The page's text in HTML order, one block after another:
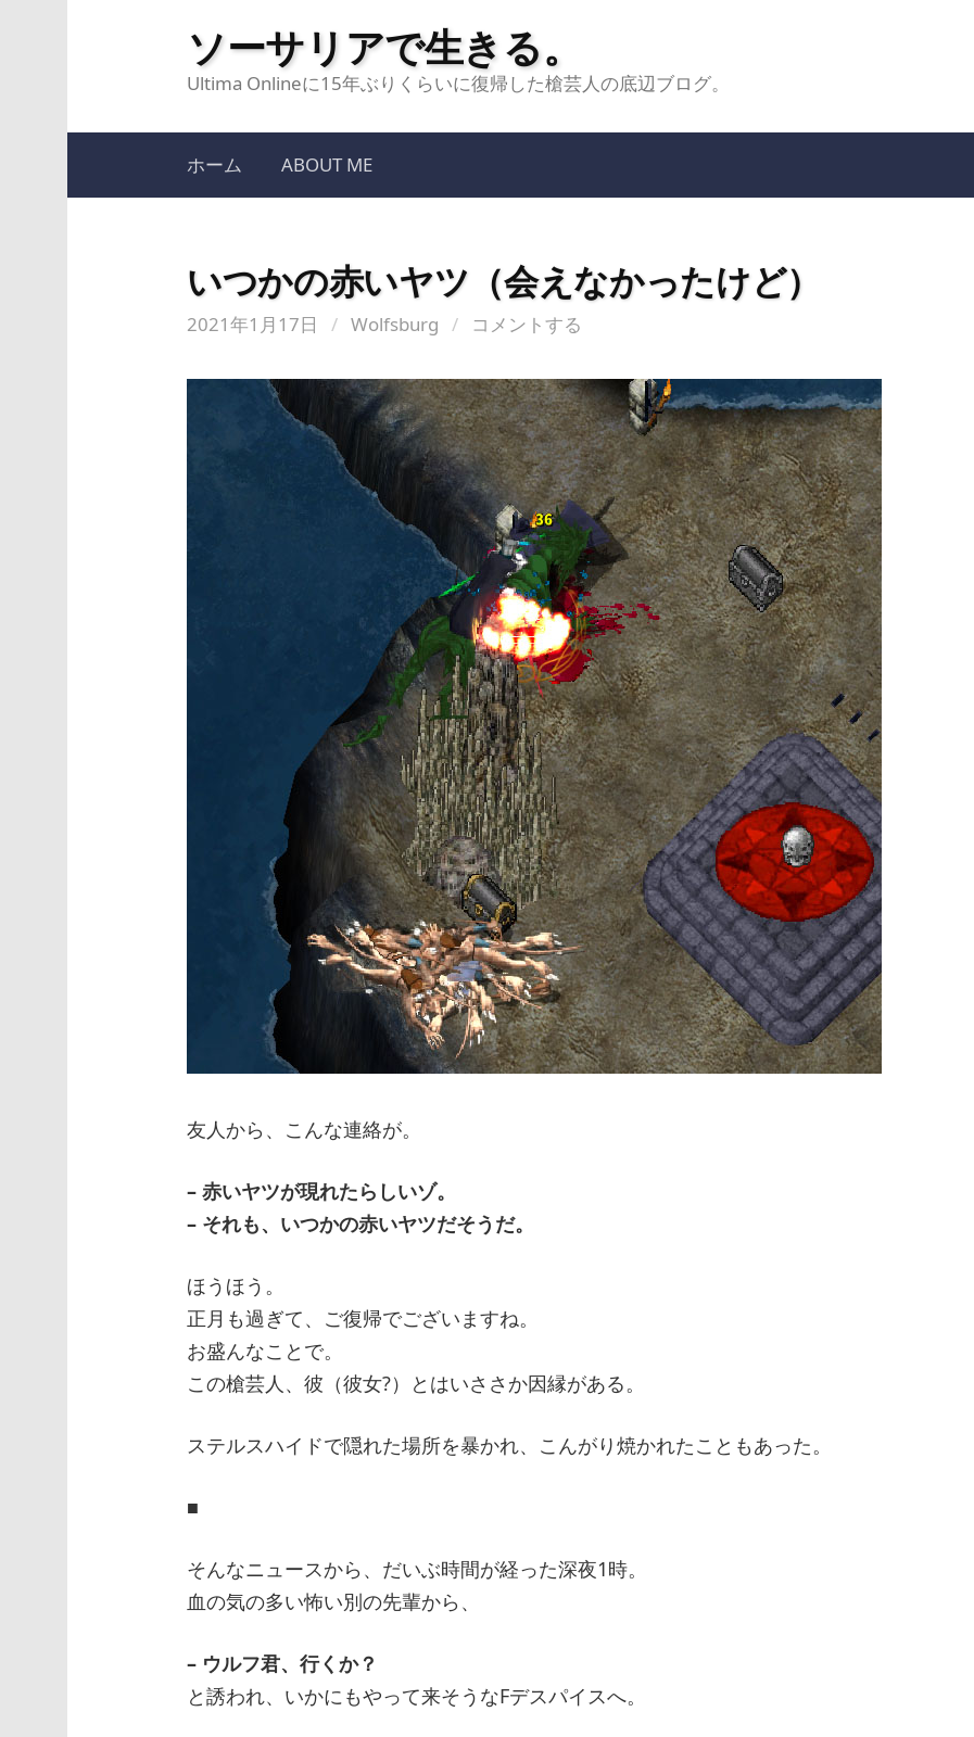
ソーサリアで生きる。
Ultima Onlineに15年ぶりくらいに復帰した槍芸人の底辺ブログ。
ホーム ABOUT ME
いつかの赤いヤツ（会えなかったけど）
2021年1月17日 / Wolfsburg / コメントする
友人から、こんな連絡が。
– 赤いヤツが現れたらしいゾ。
– それも、いつかの赤いヤツだそうだ。
ほうほう。
正月も過ぎて、ご復帰でございますね。
お盛んなことで。
この槍芸人、彼（彼女?）とはいささか因縁がある。
ステルスハイドで隠れた場所を暴かれ、こんがり焼かれたこともあった。
■
そんなニュースから、だいぶ時間が経った深夜1時。
血の気の多い怖い別の先輩から、
– ウルフ君、行くか？
と誘われ、いかにもやって来そうなFデスパイスへ。